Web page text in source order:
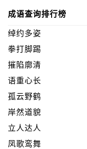
成语查询排行榜
绰约多姿
拳打脚踢
摧陷廓清
语重心长
孤云野鹤
岸然道貌
立人达人
凤歌鸾舞